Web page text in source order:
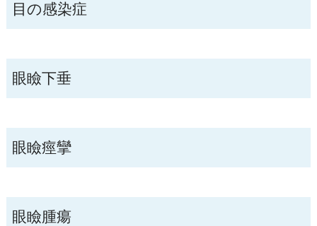
目の感染症
眼瞼下垂
眼瞼痙攣
眼瞼腫瘍